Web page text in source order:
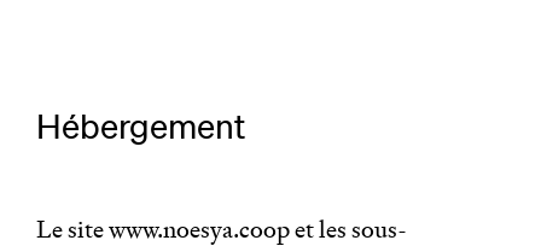
Hébergement
Le site www.noesya.coop et les sous-